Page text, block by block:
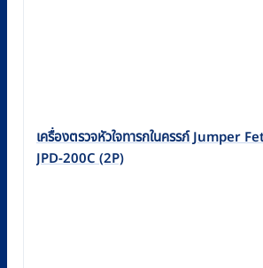
เครื่องตรวจหัวใจทารกในครรภ์ Jumper
JPD-200C (2P)